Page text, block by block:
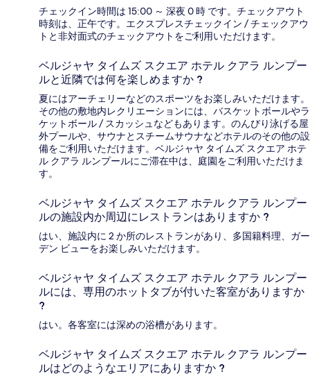
チェックイン時間は 15:00 ～ 深夜 0 時 です。チェックアウト
時刻は、正午です。エクスプレスチェックイン / チェックアウ
トと非対面式のチェックアウトをご利用いただけます。
ベルジャヤ タイムズ スクエア ホテル クアラ ルンプー
ルと近隣では何を楽しめますか ?
夏にはアーチェリーなどのスポーツをお楽しみいただけます。
その他の敷地内レクリエーションには、バスケットボールやラ
ケットボール / スカッシュなどもあります。のんびり泳げる屋
外プールや、サウナとスチームサウナなどホテルのその他の設
備をご利用いただけます。ベルジャヤ タイムズ スクエア ホテ
ル クアラ ルンプールにご滞在中は、庭園をご利用いただけま
す。
ベルジャヤ タイムズ スクエア ホテル クアラ ルンプー
ルの施設内か周辺にレストランはありますか ?
はい、施設内に 2 か所のレストランがあり、多国籍料理、ガー
デン ビューをお楽しみいただけます。
ベルジャヤ タイムズ スクエア ホテル クアラ ルンプー
ルには、専用のホットタブが付いた客室がありますか
?
はい。各客室には深めの浴槽があります。
ベルジャヤ タイムズ スクエア ホテル クアラ ルンプー
ルはどのようなエリアにありますか ?